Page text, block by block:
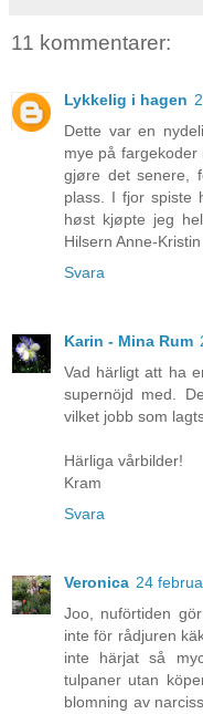
11 kommentarer:
Lykkelig i hagen
Dette var en
mye på
gjøre det senere,
plass. I fjor spiste
høst kjøpte jeg
Hilsern Anne-Kristin
Svara
Karin - Mina Rum
Vad härligt att ha
supernöjd med.
vilket jobb som
Härliga vårbilder!
Kram
Svara
Veronica 24
Joo, nuförtiden
inte för rådjuren
inte härjat så
tulpaner utan
blomning av